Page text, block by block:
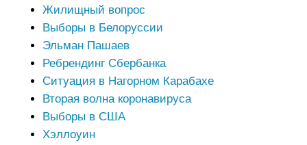
Жилищный вопрос
Выборы в Белоруссии
Эльман Пашаев
Ребрендинг Сбербанка
Ситуация в Нагорном Карабахе
Вторая волна коронавируса
Выборы в США
Хэллоуин